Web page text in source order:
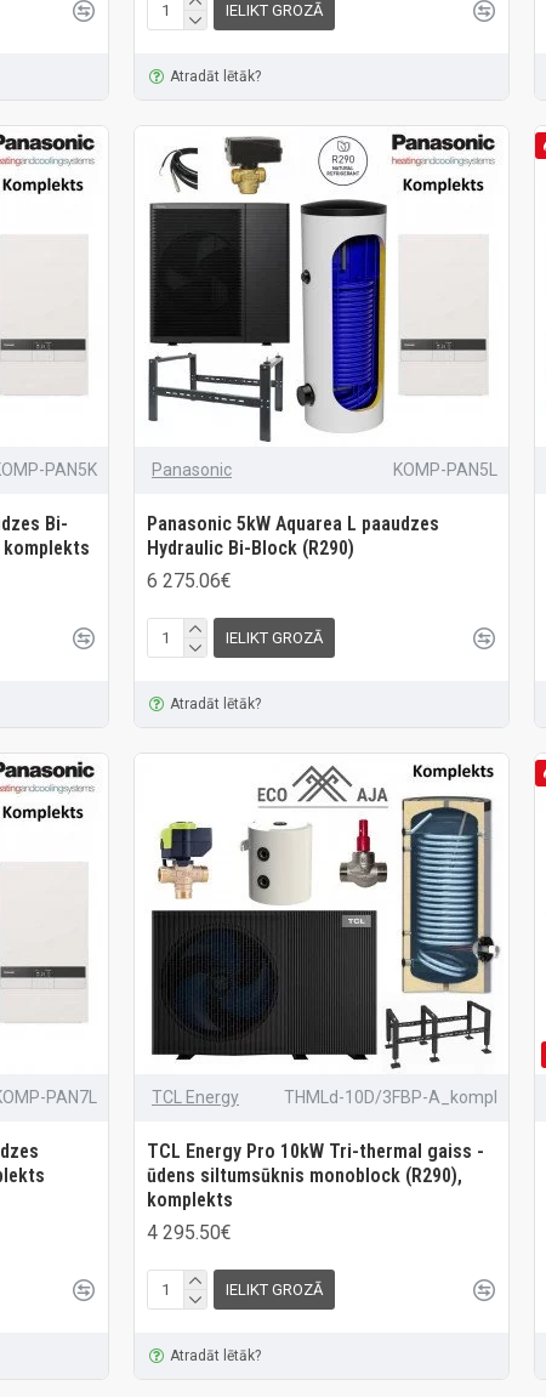
IELIKT GROZĀ
Atradāt lētāk?
PAN5K
Bi-
komplekts
Panasonic KOMP-PAN5L
Panasonic 5kW Aquarea L paaudzes
Hydraulic Bi-Block (R290)
6 275.06€
IELIKT GROZĀ
Atradāt lētāk?
PAN7L TCL Energy THMLd-10D/3FBP-A_kompl
TCL Energy Pro 10kW Tri-thermal gaiss -
ūdens siltumsūknis monoblock (R290),
komplekts
4 295.50€
IELIKT GROZĀ
Atradāt lētāk?